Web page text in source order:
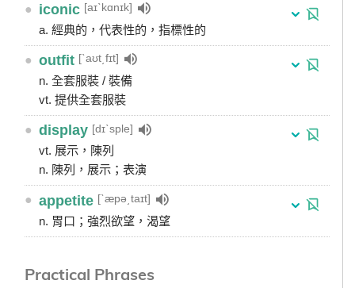
● iconic [aɪˋkɑnɪk]
a. 經典的，代表性的，指標性的
● outfit [ˋaʊt͵fɪt]
n. 全套服裝 / 裝備
vt. 提供全套服裝
● display [dɪˋsple]
vt. 展示，陳列
n. 陳列，展示；表演
● appetite [ˋæpə͵taɪt]
n. 胃口；強烈欲望，渴望
Practical Phrases